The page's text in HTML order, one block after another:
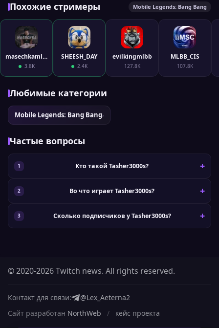
Похожие стримеры Mobile Legends: Bang Bang
masechkamlbb
3.8K
SHEESH_DAY
2.4K
evilkingmlbb
127.8K
MLBB_CIS
107.8K
Любимые категории
Mobile Legends: Bang Bang›
Частые вопросы
Кто такой Tasher3000s?
Во что играет Tasher3000s?
Сколько подписчиков у Tasher3000s?
© 2020-2026 Twitch news. All rights reserved.
Контакт для связи:
@Lex_Aeterna2
Сайт разработан NorthWeb / кейс проекта